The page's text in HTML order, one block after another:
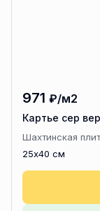
971 ₽/м2
Картье сер
Шахтинская
25x40 см